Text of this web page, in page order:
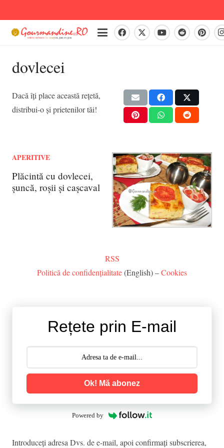
dovlecei
Dacă îți place această rețetă,
distribui-o și prietenilor tăi!
APERITIVE
Plăcintă cu dovlecei,
șuncă, roșii și cașcaval
RSS
Politică de confidențialitate(English) –Cookies
Rețete prin E-mail
Ok! Mă abonez
Powered by
Introduceţi adresa Dvs. de e-mail, apoi confirmaţi subscrierea,